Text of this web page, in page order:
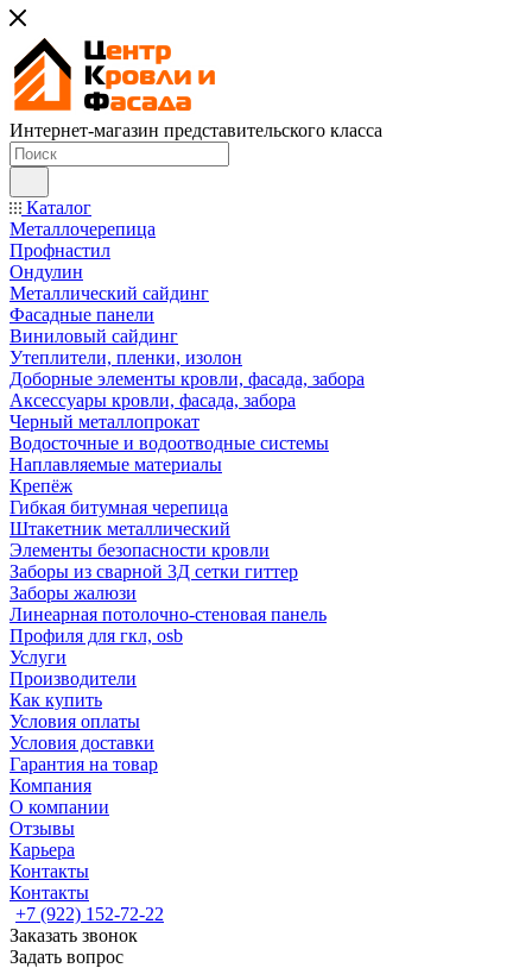
Интернет-магазин представительского класса
Каталог
Металлочерепица
Профнастил
Ондулин
Металлический сайдинг
Фасадные панели
Виниловый сайдинг
Утеплители, пленки, изолон
Доборные элементы кровли, фасада, забора
Аксессуары кровли, фасада, забора
Черный металлопрокат
Водосточные и водоотводные системы
Наплавляемые материалы
Крепёж
Гибкая битумная черепица
Штакетник металлический
Элементы безопасности кровли
Заборы из сварной 3Д сетки гиттер
Заборы жалюзи
Линеарная потолочно-стеновая панель
Профиля для гкл, osb
Услуги
Производители
Как купить
Условия оплаты
Условия доставки
Гарантия на товар
Компания
О компании
Отзывы
Карьера
Контакты
Контакты
+7 (922) 152-72-22
Заказать звонок
Задать вопрос